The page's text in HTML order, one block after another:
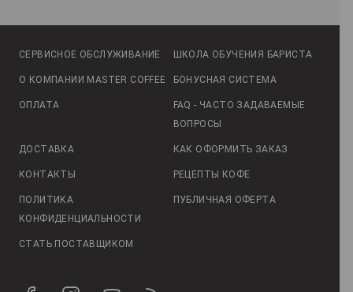
СЕРВИСНОЕ ОБСЛУЖИВАНИЕ ШКОЛА ОБУЧЕНИЯ БАРИСТА
О КОМПАНИИ MASTER COFFEE БОНУСНАЯ СИСТЕМА
ОПЛАТА
FAQ - ЧАСТО ЗАДАВАЕМЫЕ
ВОПРОСЫ
ДОСТАВКА КАК ОФОРМИТЬ ЗАКАЗ
КОНТАКТЫ РЕЦЕПТЫ КОФЕ
ПОЛИТИКА
КОНФИДЕНЦИАЛЬНОСТИ
ПУБЛИЧНАЯ ОФЕРТА
СТАТЬ ПОСТАВЩИКОМ